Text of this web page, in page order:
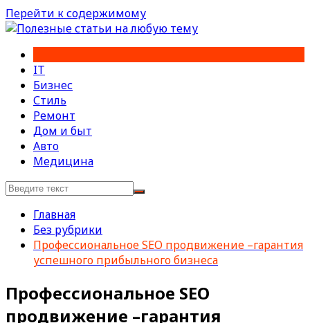
Перейти к содержимому
IT
Бизнес
Стиль
Ремонт
Дом и быт
Авто
Медицина
Главная
Без рубрики
Профессиональное SEO продвижение –гарантия
успешного прибыльного бизнеса
Профессиональное SEO
продвижение –гарантия